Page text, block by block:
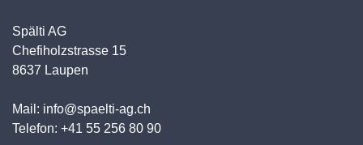
Spälti AG
Chefiholzstrasse 15
8637 Laupen
Mail: info@spaelti-ag.ch
Telefon: +41 55 256 80 90